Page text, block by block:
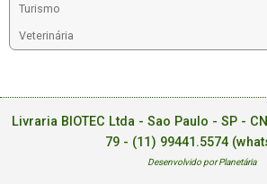
Turismo
Veterinária
Livraria BIOTEC Ltda - Sao Paulo - SP -
79 - (11) 99441.5574
Desenvolvido por Planetária